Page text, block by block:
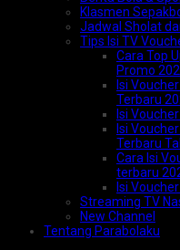
Klasmen
Jadwal Sholat
Tips Isi TV
Cara Top
Promo
Isi
Terbaru
Isi
Isi
Terbaru
Cara Isi
terbaru
Isi
Streaming TV
New Channel
Tentang Parabolaku